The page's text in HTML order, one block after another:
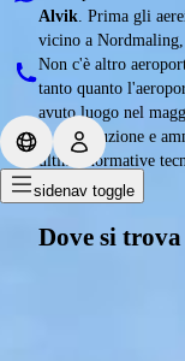
sidenav toggle
Alvik. Prima gli
vicino a
Non c'è altro
tanto quanto
avuto luogo nel
di ricostruzione e
ultime normative
voli all’anno.
Dove si